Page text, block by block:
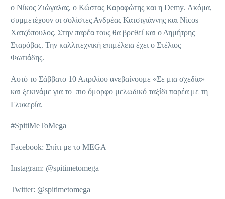
ο Νίκος Ζιώγαλας, ο Κώστας Καραφώτης και η Demy. Ακόμα,
συμμετέχουν οι σολίστες Ανδρέας Κατσιγιάννης και Nicos
Χατζόπουλος. Στην παρέα τους θα βρεθεί και ο Δημήτρης
Σταρόβας. Την καλλιτεχνική επιμέλεια έχει ο Στέλιος
Φωτιάδης.
Αυτό το Σάββατο 10 Απριλίου ανεβαίνουμε «Σε μια σχεδία»
και ξεκινάμε για το πιο όμορφο μελωδικό ταξίδι παρέα με τη
Γλυκερία.
#SpitiMeToMega
Facebook: Σπίτι με το MEGA
Instagram: @spitimetomega
Twitter: @spitimetomega